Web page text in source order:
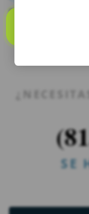
para ayudarlo en
SE